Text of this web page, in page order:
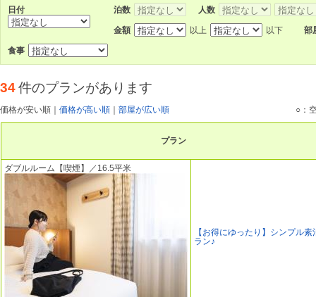
日付 泊数 人数
金額 以上 以下 部
食事
34件のプランがあります
価格が安い順 価格が高い順 部屋が広い順 ○：
プラン
ダブルルーム【喫煙】／16.5平米
【お得にゆったり】シンプル素
ラン♪